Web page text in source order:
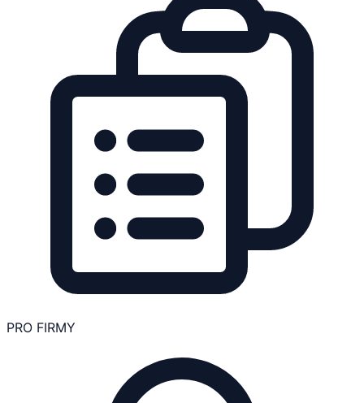
PRO FIRMY